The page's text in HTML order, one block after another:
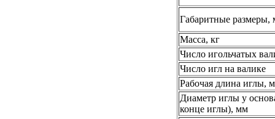
Габаритные размеры,
Масса, кг
Число игольчатых
Число игл на валике
Рабочая длина иглы,
Диаметр иглы у
конце иглы), мм